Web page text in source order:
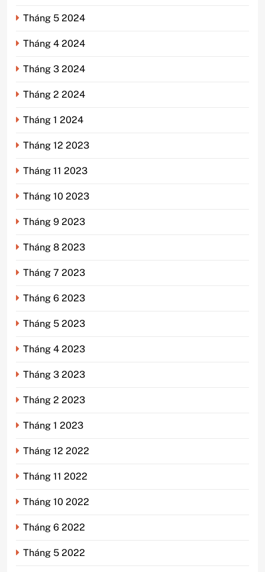
Tháng 5 2024
Tháng 4 2024
Tháng 3 2024
Tháng 2 2024
Tháng 1 2024
Tháng 12 2023
Tháng 11 2023
Tháng 10 2023
Tháng 9 2023
Tháng 8 2023
Tháng 7 2023
Tháng 6 2023
Tháng 5 2023
Tháng 4 2023
Tháng 3 2023
Tháng 2 2023
Tháng 1 2023
Tháng 12 2022
Tháng 11 2022
Tháng 10 2022
Tháng 6 2022
Tháng 5 2022